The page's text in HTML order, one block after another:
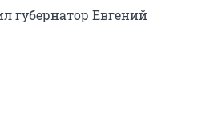
губернатор Евгений